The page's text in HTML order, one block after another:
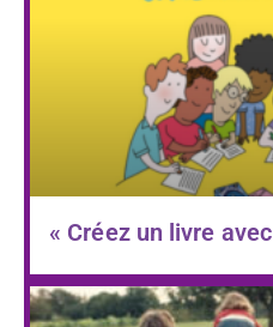
« Créez un livre